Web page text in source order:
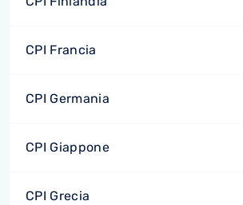
CPI Francia
CPI Germania
CPI Giappone
CPI Grecia